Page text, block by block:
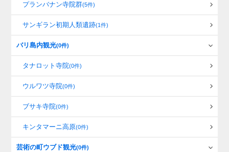
プランバナン寺院群(5件)
サンギラン初期人類遺跡(1件)
バリ島内観光(0件)
タナロット寺院(0件)
ウルワツ寺院(0件)
ブサキ寺院(0件)
キンタマーニ高原(0件)
芸術の町ウブド観光(0件)